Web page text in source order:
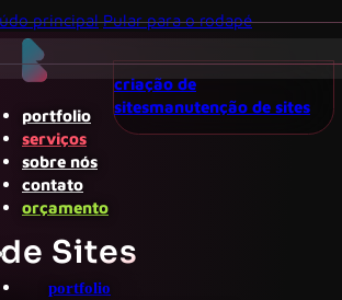
principal Pular para o rodapé
portfolio
serviços
sobre nós
contato
orçamento
portfolio
criação de
sitesmanutenção de sites
Sites